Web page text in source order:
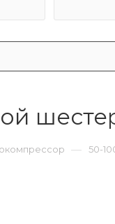
— 50-